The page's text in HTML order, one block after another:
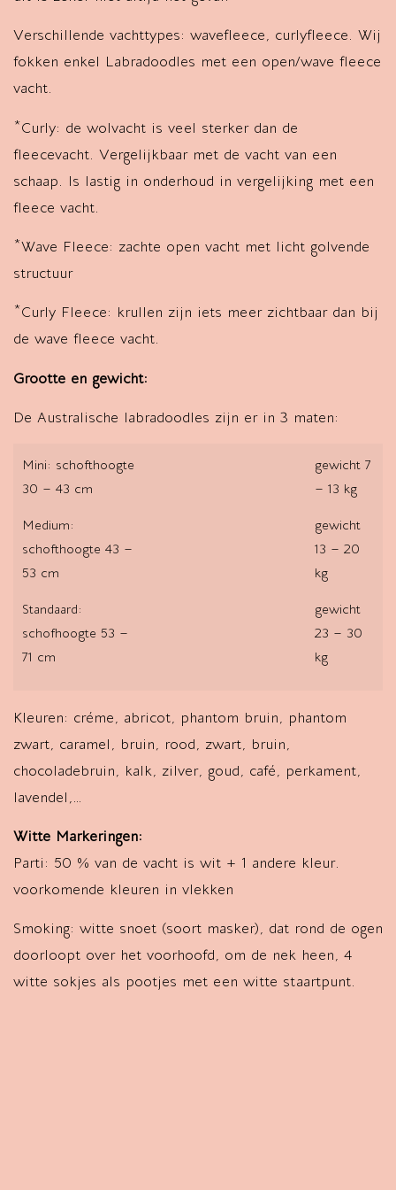
Verschillende vachttypes: wavefleece, curlyfleece. Wij
fokken enkel Labradoodles met een open/wave fleece
vacht.
*Curly: de wolvacht is veel sterker dan de
fleecevacht. Vergelijkbaar met de vacht van een
schaap. Is lastig in onderhoud in vergelijking met een
fleece vacht.
*Wave Fleece: zachte open vacht met licht golvende
structuur
*Curly Fleece: krullen zijn iets meer zichtbaar dan bij
de wave fleece vacht.
Grootte en gewicht:
De Australische labradoodles zijn er in 3 maten:
Mini: schofthoogte
30 – 43 cm
Medium:
schofthoogte 43 –
53 cm
Standaard:
schofhoogte 53 –
71 cm
gewicht 7
– 13 kg
gewicht
13 – 20
kg
gewicht
23 – 30
kg
Kleuren: créme, abricot, phantom bruin, phantom
zwart, caramel, bruin, rood, zwart, bruin,
chocoladebruin, kalk, zilver, goud, café, perkament,
lavendel,…
Witte Markeringen:
Parti: 50 % van de vacht is wit + 1 andere kleur.
voorkomende kleuren in vlekken
Smoking: witte snoet (soort masker), dat rond de ogen
doorloopt over het voorhoofd, om de nek heen, 4
witte sokjes als pootjes met een witte staartpunt.